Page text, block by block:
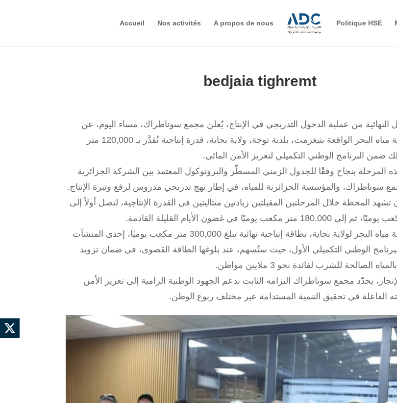
Accueil Nos activités A propos de nous Politique HSE
bedjaia tighremt
النهائية من عملية الدخول التدريجي في الإنتاج، يُعلن مجمع سوناطراك، مساء اليوم، عن
بلوغ محطة تحلية مياه البحر الواقعة بتيغرمت، بلدية توجة، ولاية بجاية، قدرة إنتاجية تُقدَّر بـ 120,000 متر
ضمن البرنامج الوطني التكميلي لتعزيز الأمن المائي.
المرحلة بنجاح وفقًا للجدول الزمني المسطّر والبروتوكول المعتمد بين الشركة الجزائرية
سوناطراك، والمؤسسة الجزائرية للمياه، في إطار نهج تدريجي مدروس لرفع وتيرة الإنتاج.
المحطة خلال المرحلتين المقبلتين زيادتين متتاليتين في القدرة الإنتاجية، لتصل أولاً إلى
وتُعد محطة تحلية مياه البحر لولاية بجاية، بطاقة إنتاجية نهائية تبلغ 300,000 متر مكعب يوميًا، إحدى المنشآت
الوطني التكميلي الأول، حيث ستُسهم، عند بلوغها الطاقة القصوى، في ضمان تزويد
الصالحة للشرب لفائدة نحو 3 ملايين مواطن.
يجدّد مجمع سوناطراك التزامه الثابت بدعم الجهود الوطنية الرامية إلى تعزيز الأمن
الفاعلة في تحقيق التنمية المستدامة عبر مختلف ربوع الوطن.